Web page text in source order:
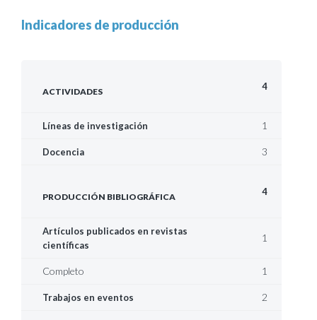
Indicadores de producción
ACTIVIDADES 4
Líneas de investigación 1
Docencia 3
PRODUCCIÓN BIBLIOGRÁFICA 4
Artículos publicados en revistas
científicas
1
Completo 1
Trabajos en eventos 2